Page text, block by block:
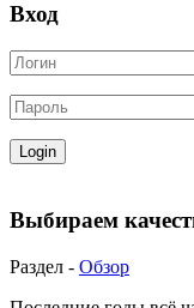
Вход
Выбираем
Раздел - Обзор